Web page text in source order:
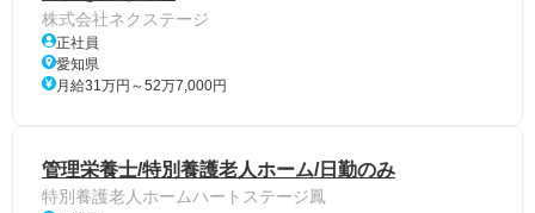
株式会社ネクステージ
正社員
愛知県
月給31万円～52万7,000円
管理栄養士/特別養護老人ホーム/日勤のみ
特別養護老人ホームハートステージ鳳